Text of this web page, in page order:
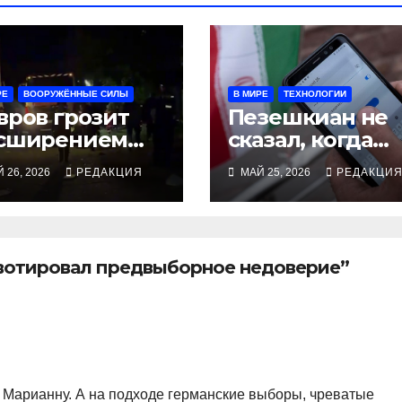
ВООРУЖЁННЫЕ СИЛЫ
грозит
к
26, 2026 РЕДАКЦИЯ
В МИРЕ ТЕХНОЛОГИИ
Пезешкиан не
сказал, когда
включит
обещанный
интернет
МАЙ 25, 2026 РЕДАКЦИЯ
предвыборное недоверие”
А на подходе германские выборы, чреватые